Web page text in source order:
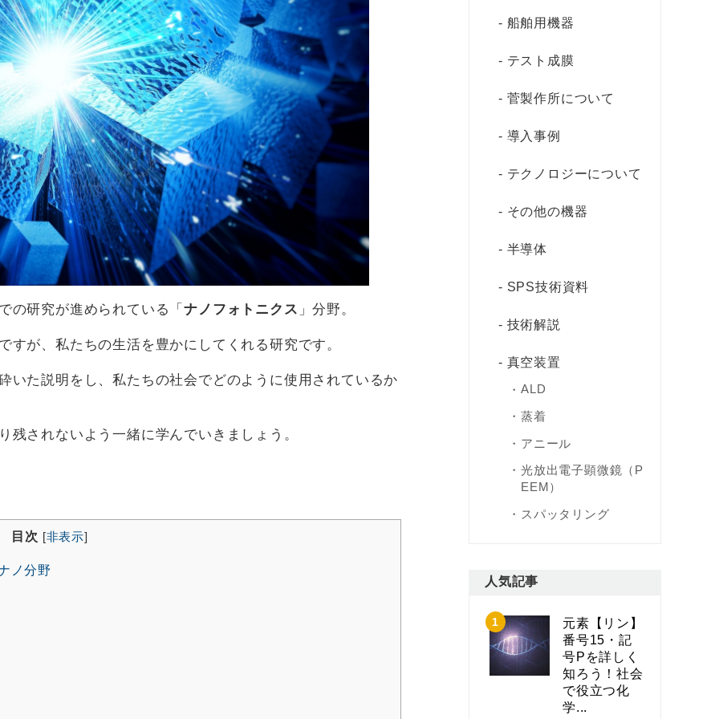
の研究が進められている「ナノフォトニクス 」分野。
が、私たちの生活を豊かにしてくれる研究です。
いた説明をし、私たちの社会でどのように使用されているか
されないよう一緒に学んでいきましょう。
目次 [非表示]
ノ分野
船舶用機器
テスト成膜
菅製作所について
導入事例
テクノロジーについて
その他の機器
半導体
SPS技術資料
技術解説
真空装置
ALD
蒸着
アニール
光放出電子顕微鏡（P
EEM）
スパッタリング
人気記事
元素【リン】
番号15・記
号Pを詳しく
知ろう！社会
で役立つ化
学...